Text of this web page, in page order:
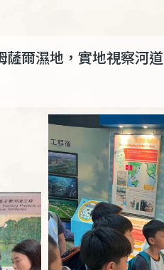
爾濕地，實地視察河